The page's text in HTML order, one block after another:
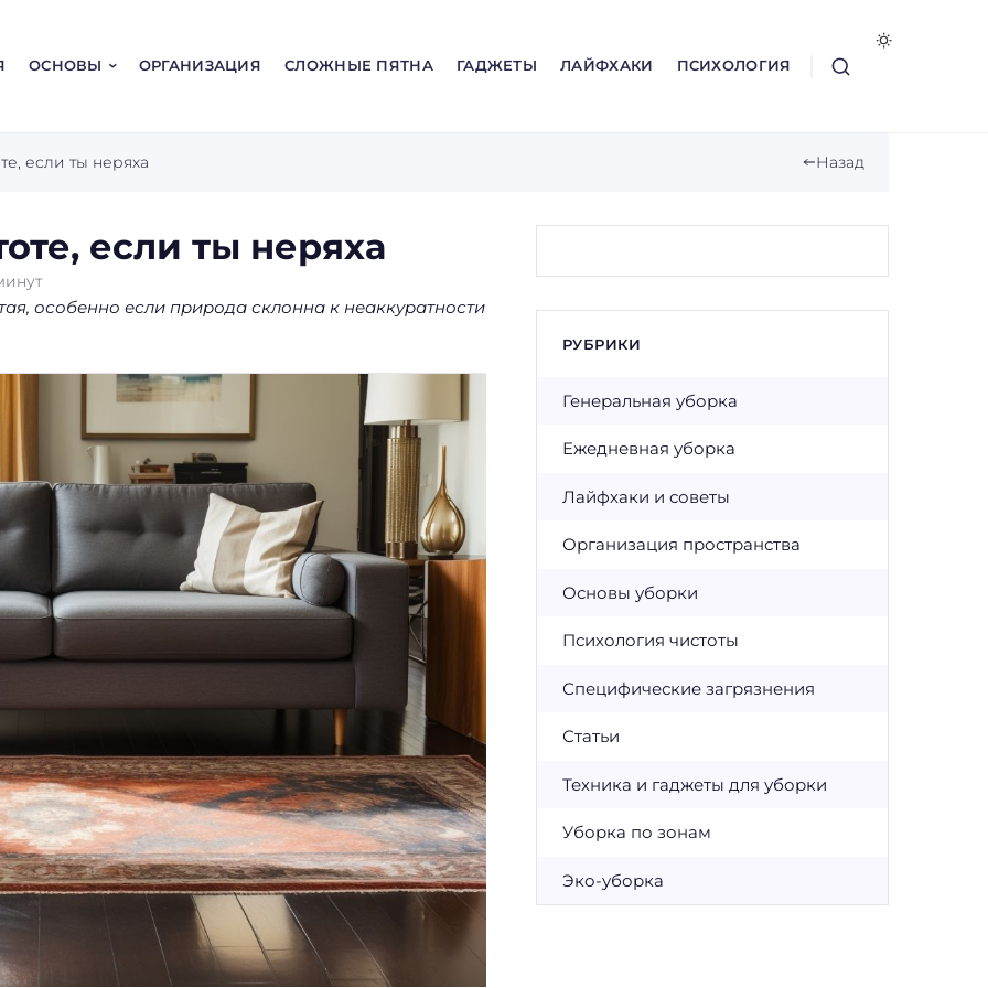
ОСНОВЫ ОРГАНИЗАЦИЯ СЛОЖНЫЕ ПЯТНА ГАДЖЕТЫ ЛАЙФХАКИ ПСИХОЛОГИЯ
если ты неряха Назад
если ты неряха
особенно если природа склонна к неаккуратности
РУБРИКИ
Генеральная уборка
Ежедневная уборка
Лайфхаки и советы
Организация пространства
Основы уборки
Психология чистоты
Специфические загрязнения
Статьи
Техника и гаджеты для уборки
Уборка по зонам
Эко-уборка